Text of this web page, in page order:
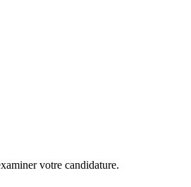
votre candidature.